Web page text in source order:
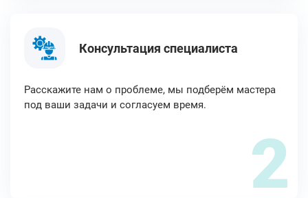
Консультация специалиста
Расскажите нам о проблеме, мы подберём мастера
под ваши задачи и согласуем время.
2